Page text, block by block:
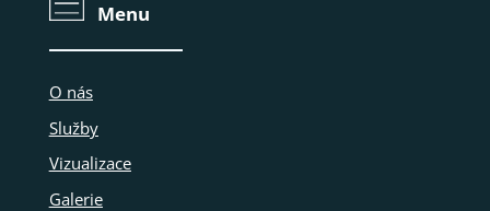
Menu
O nás
Služby
Vizualizace
Galerie